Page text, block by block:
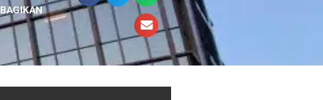
BAGIKAN